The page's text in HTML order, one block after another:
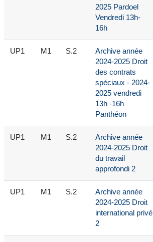
2025 Pardoel
Vendredi 13h-
16h
UP1 M1 S.2
Archive année
2024-2025 Droit
des contrats
spéciaux - 2024-
2025 vendredi
13h -16h
Panthéon
UP1 M1 S.2
Archive année
2024-2025 Droit
du travail
approfondi 2
UP1 M1 S.2
Archive année
2024-2025 Droit
international privé
2